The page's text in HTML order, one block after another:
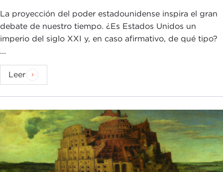
La proyección del poder estadounidense inspira el gran
debate de nuestro tiempo. ¿Es Estados Unidos un
imperio del siglo XXI y, en caso afirmativo, de qué tipo?
...
Leer